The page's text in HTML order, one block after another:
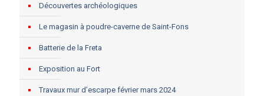
Découvertes archéologiques
Le magasin à poudre-caverne de Saint-Fons
Batterie de la Freta
Exposition au Fort
Travaux mur d’escarpe février mars 2024